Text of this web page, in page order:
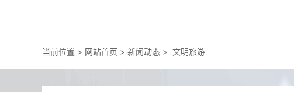
当前位置 > 网站首页 > 新闻动态 > 文明旅游